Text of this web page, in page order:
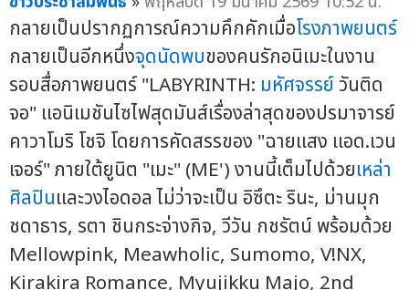
กลายเป็นปรากฏการณ์ความคึกคักเมื่อโรงภาพยนตร์
กลายเป็นอีกหนึ่งจุดนัดพบของคนรักอนิเมะในงาน
รอบสื่อภาพยนตร์ "LABYRINTH: มหัศจรรย์ วันติด
จอ" แอนิเมชันไซไฟสุดมันส์เรื่องล่าสุดของปรมาจารย์
คาวาโมริ โชจิ โดยการคัดสรรของ "ฉายแสง แอด.เวน
เจอร์" ภายใต้ยูนิต "เมะ" (ME') งานนี้เต็มไปด้วยเหล่า
ศิลปินและวงไอดอล ไม่ว่าจะเป็น อิซึตะ รินะ, ม่านมุก
ชดาธาร, รตา ชินกระจ่างกิจ, วีวัน กชรัตน์ พร้อมด้วย
Mellowpink, Meawholic, Sumomo, V!NX,
Kirakira Romance, Myujikku Majo, 2nd